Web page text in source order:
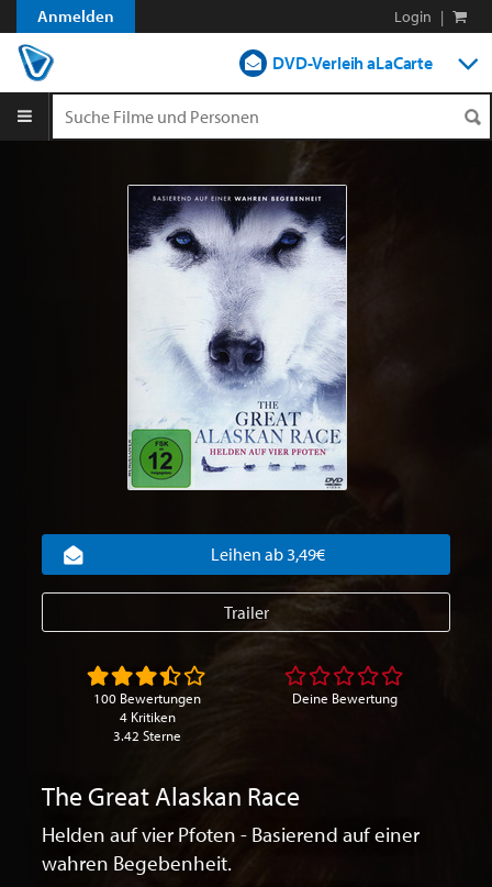
Anmelden Login |
DVD-Verleih aLaCarte
Streamen
Shop
Blog
The Great Alaskan Race
Helden auf vier Pfoten - Basierend auf einer
wahren Begebenheit.
Leihen ab 3,49€
Trailer
100 Bewertungen
4 Kritiken
3.42 Sterne
Deine Bewertung